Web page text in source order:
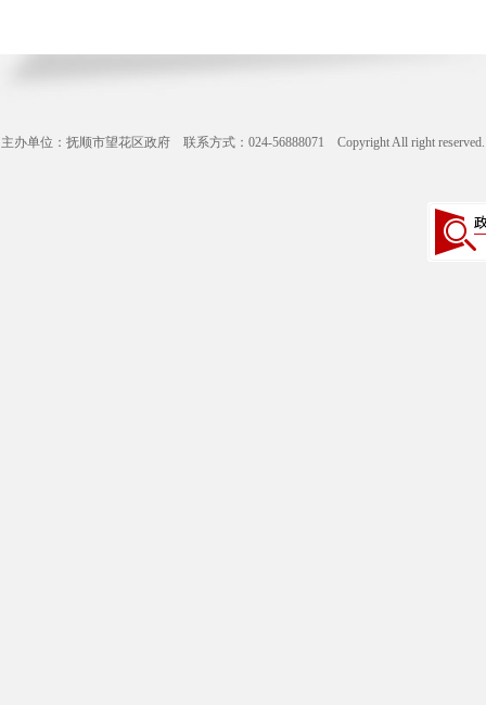
主办单位：抚顺市望花区政府 联系方式：024-56888071 Copyright All right